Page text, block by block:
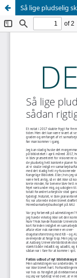
Så lige pludselig